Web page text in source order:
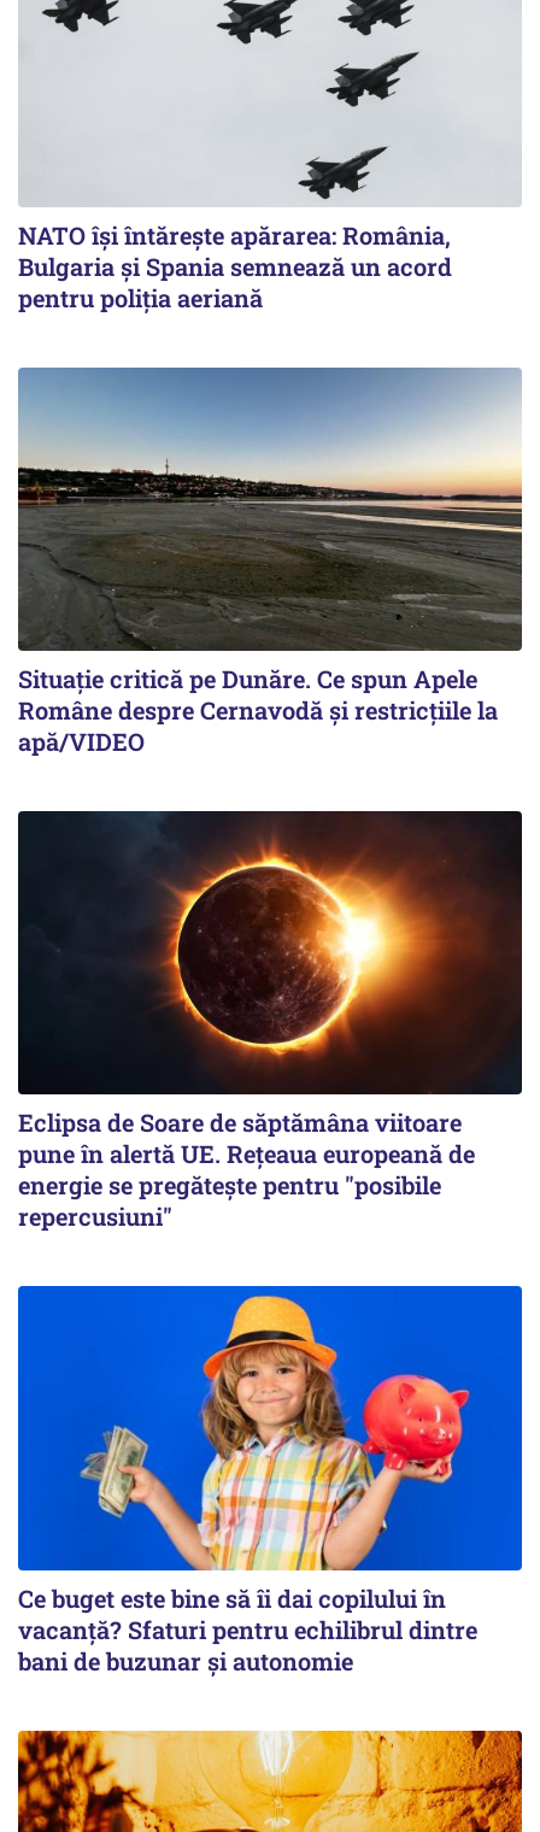
NATO își întărește apărarea: România,
Bulgaria și Spania semnează un acord
pentru poliția aeriană
Situație critică pe Dunăre. Ce spun Apele
Române despre Cernavodă și restricțiile la
apă/VIDEO
Eclipsa de Soare de săptămâna viitoare
pune în alertă UE. Rețeaua europeană de
energie se pregătește pentru "posibile
repercusiuni"
Ce buget este bine să îi dai copilului în
vacanță? Sfaturi pentru echilibrul dintre
bani de buzunar și autonomie